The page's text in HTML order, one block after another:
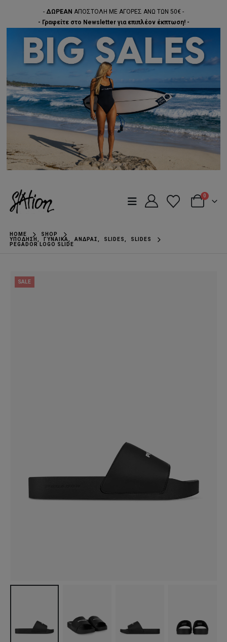
- ΔΩΡΕΑΝ ΑΠΟΣΤΟΛΗ ΜΕ ΑΓΟΡΕΣ ΑΝΩ ΤΩΝ 50€ -
- Γραφείτε στο Newsletter για επιπλέον έκπτωση! -
0
HOME
SHOP
ΥΠΌΔΗΣΗ, ΓΥΝΑΊΚΑ, ΆΝΔΡΑΣ, SLIDES,
SLIDES
PEGADOR LOGO SLIDE
SALE